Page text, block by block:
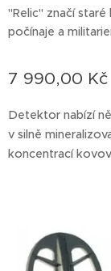
"Relic" značí
počínaje a
7 990,00 Kč
Detektor nabízí
v silně
koncentrací